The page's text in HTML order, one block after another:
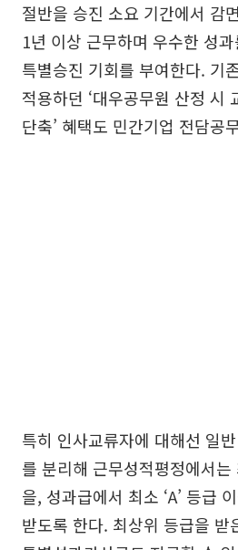
절반을 승진 소요 기간에서 감
1년 이상 근무하며 우수한 성
특별승진 기회를 부여한다. 기
적용하던 ‘대우공무원 산정 시
단축’ 혜택도 민간기업 전담공
특히 인사교류자에 대해선 일
를 분리해 근무성적평정에서는
을, 성과급에서 최소 ‘A’ 등급
받도록 한다. 최상위 등급을 받